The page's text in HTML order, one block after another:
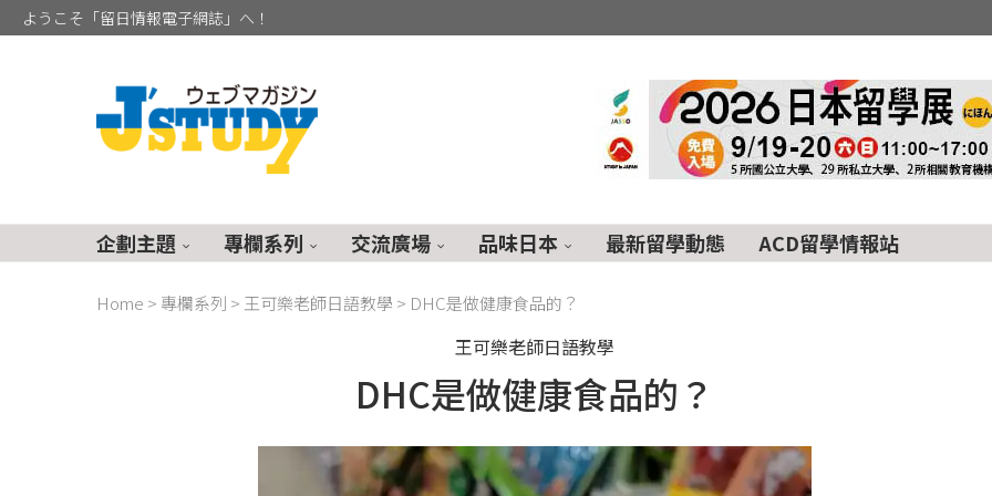
ようこそ「留日情報電子網誌」へ！
企劃主題 專欄系列 交流廣場 品味日本 最新留學動態 ACD留學情報站
Home > 專欄系列 > 王可樂老師日語教學 > DHC是做健康食品的？
王可樂老師日語教學
DHC是做健康食品的？